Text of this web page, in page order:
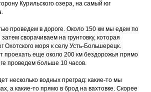
Курильского озера, на самый юг
проведем в дороге. Около 150 км мы едем по
сворачиваем на грунтовку, которая
Охотского моря к селу Усть-Большерецк.
проехать еще около 200 км бездорожья прямо
проведем больше 10 часов.
несколько водных преград: какие-то мы
а какие-то прямо в брод на вахтовке. Скорее